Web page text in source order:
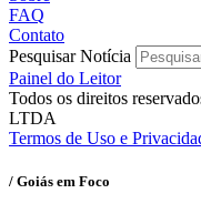
FAQ
Contato
Pesquisar Notícia
Painel do Leitor
Todos os direitos
LTDA
Termos de Uso e
/ Goiás em Foco